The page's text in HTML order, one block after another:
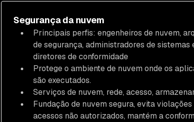
Segurança da nuvem
Principais perfis: engenheiros de nuvem,
de segurança, administradores de sistemas
diretores de conformidade
Protege o ambiente de nuvem onde os
são executados.
Serviços de nuvem, rede, acesso,
Fundação de nuvem segura, evita violações
acessos não autorizados, mantém a